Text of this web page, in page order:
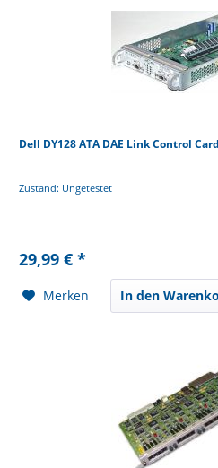
Dell DY128 ATA DAE Link Control
Zustand: Ungetestet
29,99 € *
Merken In den